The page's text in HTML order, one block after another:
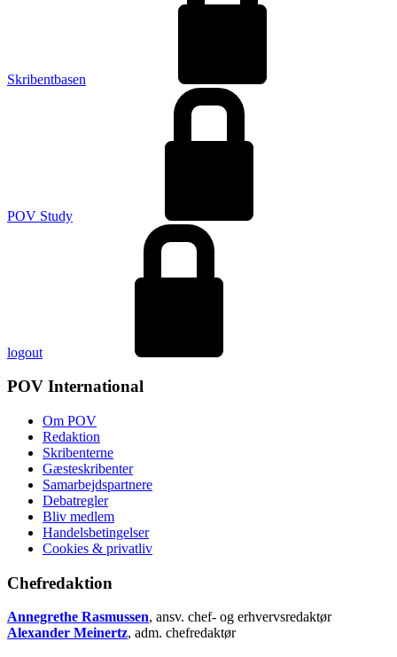
Skribentbasen
POV Study
logout
POV International
Om POV
Redaktion
Skribenterne
Gæsteskribenter
Samarbejdspartnere
Debatregler
Bliv medlem
Handelsbetingelser
Cookies & privatliv
Chefredaktion
Annegrethe Rasmussen, ansv. chef- og erhvervsredaktør
Alexander Meinertz, adm. chefredaktør